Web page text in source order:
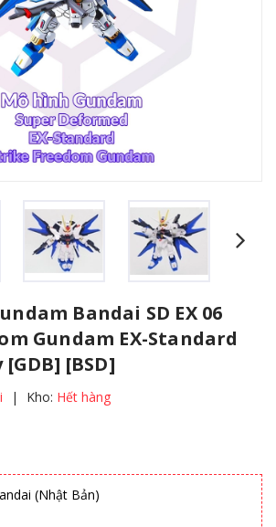
Bandai SD EX 06
Gundam EX-Standard
[GDB] [BSD]
| Kho: Hết hàng
(Nhật Bản)